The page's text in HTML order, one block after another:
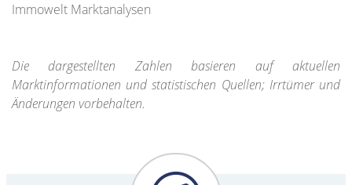
Immowelt Marktanalysen
Die dargestellten Zahlen basieren auf aktuellen
Marktinformationen und statistischen Quellen; Irrtümer und
Änderungen vorbehalten.